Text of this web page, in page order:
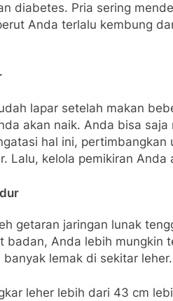
diabetes. Pria sering
Anda terlalu kembung
lapar setelah makan
akan naik. Anda bisa saja
hal ini, pertimbangkan
Lalu, kelola pemikiran
getaran jaringan lunak
badan, Anda lebih mungkin
lemak di sekitar leher.
leher lebih dari 43 cm